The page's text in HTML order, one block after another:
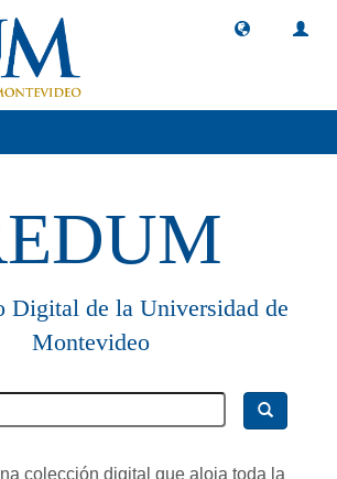
Digital de la Universidad de
Montevideo
colección digital que aloja toda la